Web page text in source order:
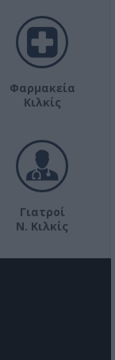
Φαρμακεία
Κιλκίς
Γιατροί
Ν. Κιλκίς